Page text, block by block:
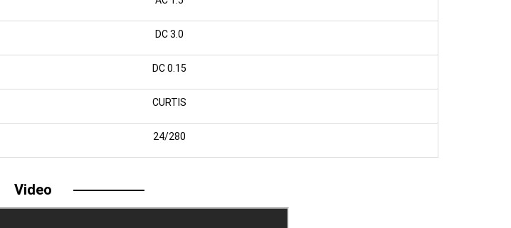
DC 3.0
DC 0.15
CURTIS
24/280
Video